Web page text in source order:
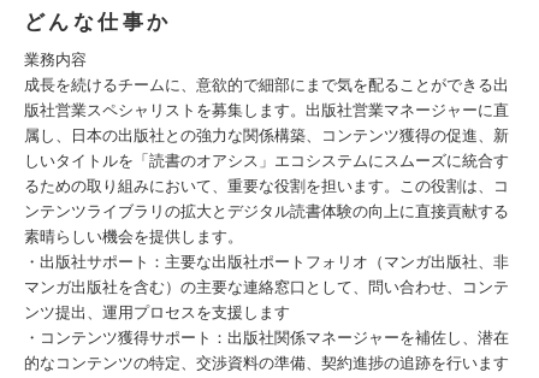
どんな仕事か
業務内容
成長を続けるチームに、意欲的で細部にまで気を配ることができる出
版社営業スペシャリストを募集します。出版社営業マネージャーに直
属し、日本の出版社との強力な関係構築、コンテンツ獲得の促進、新
しいタイトルを「読書のオアシス」エコシステムにスムーズに統合す
るための取り組みにおいて、重要な役割を担います。この役割は、コ
ンテンツライブラリの拡大とデジタル読書体験の向上に直接貢献する
素晴らしい機会を提供します。
・出版社サポート：主要な出版社ポートフォリオ（マンガ出版社、非
マンガ出版社を含む）の主要な連絡窓口として、問い合わせ、コンテ
ンツ提出、運用プロセスを支援します
・コンテンツ獲得サポート：出版社関係マネージャーを補佐し、潜在
的なコンテンツの特定、交渉資料の準備、契約進捗の追跡を行います